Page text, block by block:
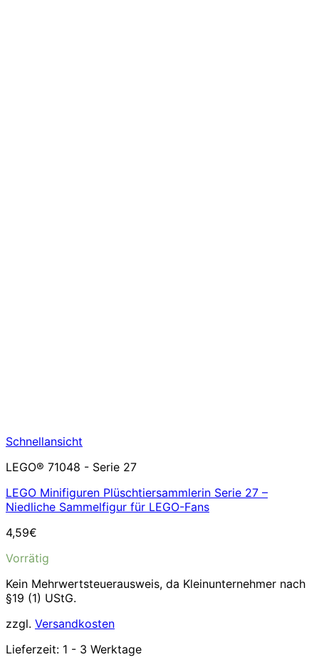
Schnellansicht
LEGO® 71048 - Serie 27
LEGO Minifiguren Plüschtiersammlerin Serie 27 –
Niedliche Sammelfigur für LEGO-Fans
4,59€
Vorrätig
Kein Mehrwertsteuerausweis, da Kleinunternehmer nach
§19 (1) UStG.
zzgl. Versandkosten
Lieferzeit: 1 - 3 Werktage